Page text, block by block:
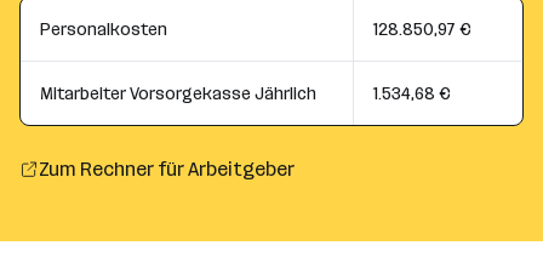
Personalkosten 128.850,97 €
Mitarbeiter Vorsorgekasse Jährlich 1.534,68 €
Zum Rechner für Arbeitgeber